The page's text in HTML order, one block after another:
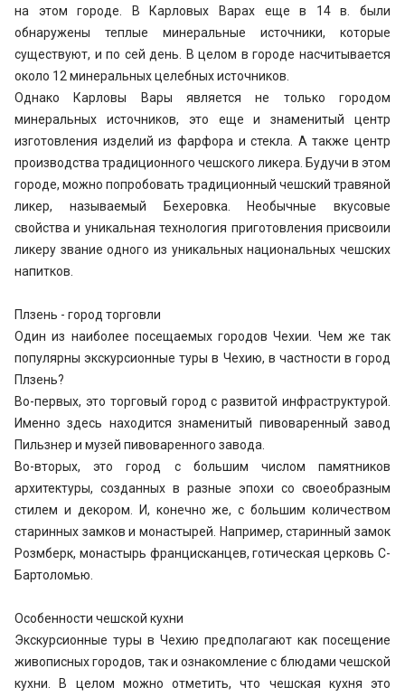
на этом городе. В Карловых Варах еще в 14 в. были
обнаружены теплые минеральные источники, которые
существуют, и по сей день. В целом в городе насчитывается
около 12 минеральных целебных источников.
Однако Карловы Вары является не только городом
минеральных источников, это еще и знаменитый центр
изготовления изделий из фарфора и стекла. А также центр
производства традиционного чешского ликера. Будучи в этом
городе, можно попробовать традиционный чешский травяной
ликер, называемый Бехеровка. Необычные вкусовые
свойства и уникальная технология приготовления присвоили
ликеру звание одного из уникальных национальных чешских
напитков.
Плзень - город торговли
Один из наиболее посещаемых городов Чехии. Чем же так
популярны экскурсионные туры в Чехию, в частности в город
Плзень?
Во-первых, это торговый город с развитой инфраструктурой.
Именно здесь находится знаменитый пивоваренный завод
Пильзнер и музей пивоваренного завода.
Во-вторых, это город с большим числом памятников
архитектуры, созданных в разные эпохи со своеобразным
стилем и декором. И, конечно же, с большим количеством
старинных замков и монастырей. Например, старинный замок
Розмберк, монастырь францисканцев, готическая церковь С-
Бартоломью.
Особенности чешской кухни
Экскурсионные туры в Чехию предполагают как посещение
живописных городов, так и ознакомление с блюдами чешской
кухни. В целом можно отметить, что чешская кухня это